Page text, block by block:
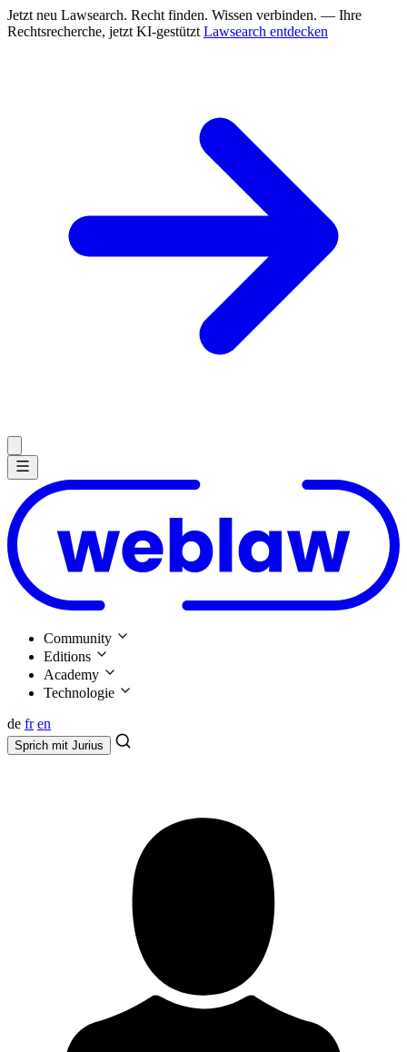
Jetzt neu Lawsearch. Recht finden. Wissen verbinden. — Ihre
Rechtsrecherche, jetzt KI-gestützt Lawsearch entdecken
Community
Editions
Academy
Technologie
de fr en
Sprich mit Jurius